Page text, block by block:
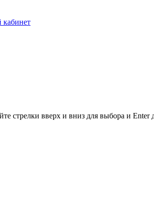
стрелки вверх и вниз для выбора и